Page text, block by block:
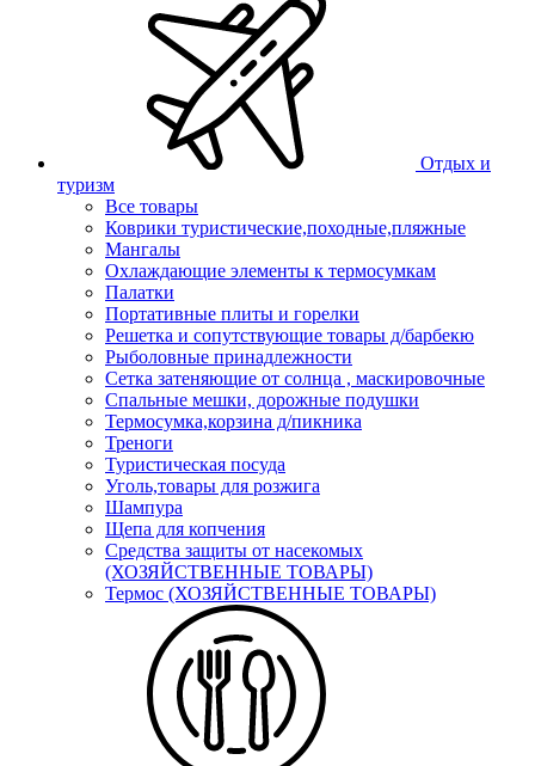
Отдых и
туризм
Все товары
Коврики туристические,походные,пляжные
Мангалы
Охлаждающие элементы к термосумкам
Палатки
Портативные плиты и горелки
Решетка и сопутствующие товары д/барбекю
Рыболовные принадлежности
Сетка затеняющие от солнца , маскировочные
Спальные мешки, дорожные подушки
Термосумка,корзина д/пикника
Треноги
Туристическая посуда
Уголь,товары для розжига
Шампура
Щепа для копчения
Средства защиты от насекомых
(ХОЗЯЙСТВЕННЫЕ ТОВАРЫ)
Термос (ХОЗЯЙСТВЕННЫЕ ТОВАРЫ)